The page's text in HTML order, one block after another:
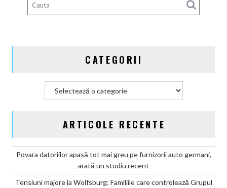
electric
până
modele
CATEGORII
ARTICOLE RECENTE
Povara datoriilor apasă tot mai greu pe furnizorii auto germani,
arată un studiu recent
Tensiuni majore la Wolfsburg: Familiile care controlează Grupul